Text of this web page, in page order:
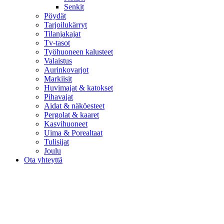
Senkit
Pöydät
Tarjoilukärryt
Tilanjakajat
Tv-tasot
Työhuoneen kalusteet
Valaistus
Aurinkovarjot
Markiisit
Huvimajat & katokset
Pihavajat
Aidat & näköesteet
Pergolat & kaaret
Kasvihuoneet
Uima & Porealtaat
Tulisijat
Joulu
Ota yhteyttä